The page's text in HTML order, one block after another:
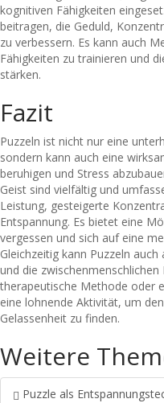
kognitiven Fähigkeiten
beitragen, die Geduld,
zu verbessern. Es kann auch
Fähigkeiten zu trainieren und
stärken.
Fazit
Puzzeln ist nicht nur eine
sondern kann auch eine
beruhigen und Stress
Geist sind vielfältig und
Leistung, gesteigerte
Entspannung. Es bietet eine
vergessen und sich auf eine
Gleichzeitig kann Puzzeln
und die
therapeutische Methode oder
eine lohnende Aktivität, um
Gelassenheit zu finden.
Weitere
Puzzle als